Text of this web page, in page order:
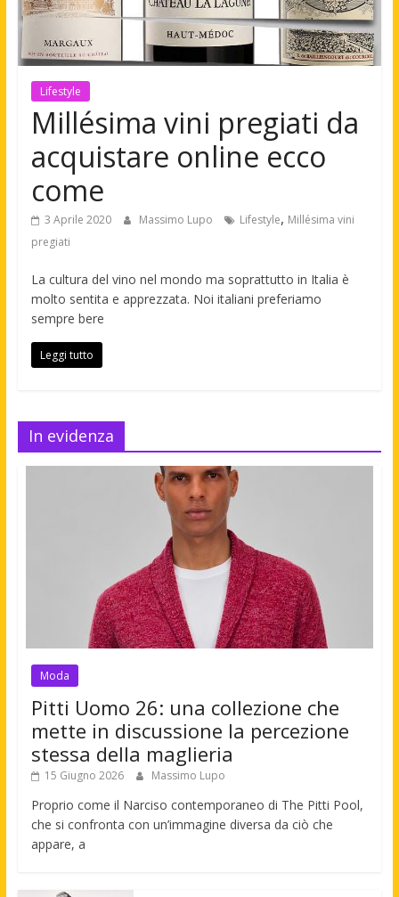
Lifestyle
Millésima vini pregiati da
acquistare online ecco
come
3 Aprile 2020 Massimo Lupo Lifestyle, Millésima vini
pregiati
La cultura del vino nel mondo ma soprattutto in Italia è
molto sentita e apprezzata. Noi italiani preferiamo
sempre bere
Leggi tutto
In evidenza
Moda
Pitti Uomo 26: una collezione che
mette in discussione la percezione
stessa della maglieria
15 Giugno 2026 Massimo Lupo
Proprio come il Narciso contemporaneo di The Pitti Pool,
che si confronta con un’immagine diversa da ciò che
appare, a